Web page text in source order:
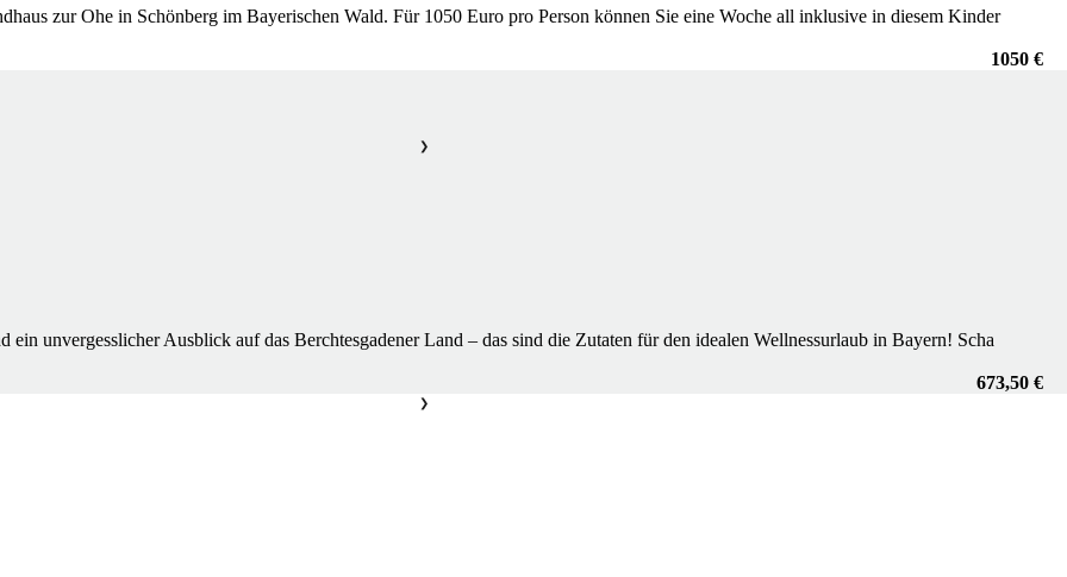
zur Ohe in Schönberg im Bayerischen Wald. Für 1050 Euro pro Person können Sie eine Woche all inklusive in diesem Kinder
1050 €
unvergesslicher Ausblick auf das Berchtesgadener Land – das sind die Zutaten für den idealen Wellnessurlaub in Bayern! Scha
673,50 €
❯
❯